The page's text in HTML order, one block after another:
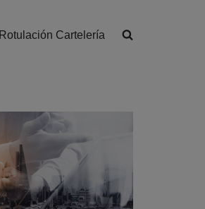
Rotulación Cartelería